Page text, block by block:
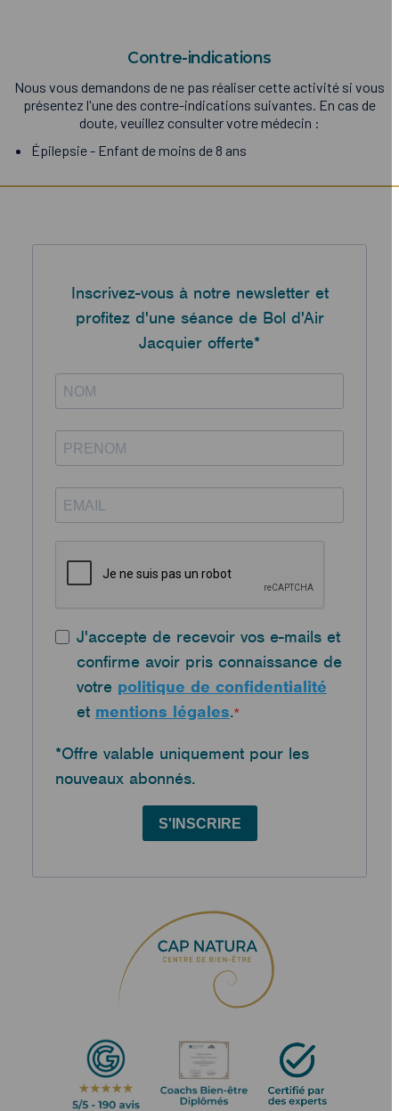
Contre-indications
Nous vous demandons de ne pas réaliser cette activité si vous
présentez l'une des contre-indications suivantes. En cas de
doute, veuillez consulter votre médecin :
Épilepsie - Enfant de moins de 8 ans
Inscrivez-vous à notre newsletter et
profitez d'une séance de Bol d'Air
Jacquier offerte*
J'accepte de recevoir vos e-mails et
confirme avoir pris connaissance de
votre politique de confidentialité
et mentions légales.
*Offre valable uniquement pour les
nouveaux abonnés.
S'INSCRIRE